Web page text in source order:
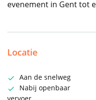
evenement in Gent tot
Locatie
Aan de snelweg
Nabij openbaar